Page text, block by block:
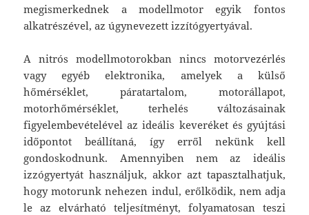
megismerkednek a modellmotor egyik fontos
alkatrészével, az úgynevezett izzítógyertyával.
A nitrós modellmotorokban nincs motorvezérlés
vagy egyéb elektronika, amelyek a külső
hőmérséklet, páratartalom, motorállapot,
motorhőmérséklet, terhelés változásainak
figyelembevételével az ideális keveréket és gyújtási
időpontot beállítaná, így erről nekünk kell
gondoskodnunk. Amennyiben nem az ideális
izzógyertyát használjuk, akkor azt tapasztalhatjuk,
hogy motorunk nehezen indul, erőlködik, nem adja
le az elvárható teljesítményt, folyamatosan teszi